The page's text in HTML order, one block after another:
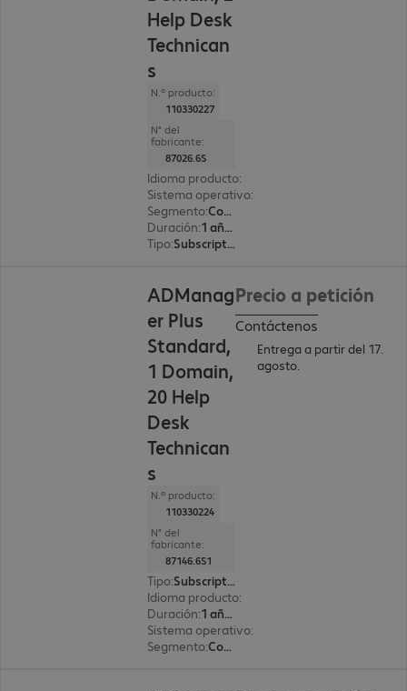
Help Desk
Technican
s
N.º producto:
110330227
N° del
fabricante:
87026.6S
Idioma producto:
Sistema operativo:
Segmento:
Corporate
Duración:
1 año(s)
Tipo: Subscription
ADManag
er Plus
Standard,
1 Domain,
20 Help
Desk
Technican
s
N.º producto:
110330224
N° del
fabricante:
87146.6S1
Tipo:
Subscription
Idioma producto:
Duración:
1 año(s)
Sistema operativo:
Segmento: Corporate
Precio a petición
Contáctenos
Entrega a partir del 17.
agosto.